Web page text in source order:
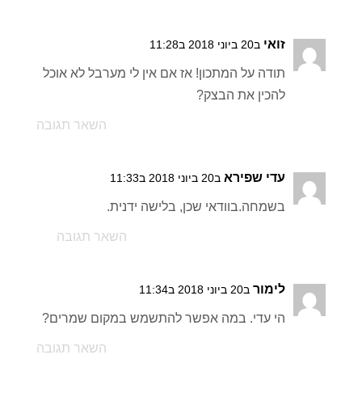
זואי ב20 ביוני 2018 ב11:28
תודה על המתכון! אז אם אין לי מערבל לא אוכל
להכין את הבצק?
השאר תגובה
עדי שפירא ב20 ביוני 2018 ב11:33
בשמחה.בוודאי שכן, בלישה ידנית.
השאר תגובה
לימור ב20 ביוני 2018 ב11:34
הי עדי. במה אפשר להתשמש במקום שמרים?
השאר תגובה